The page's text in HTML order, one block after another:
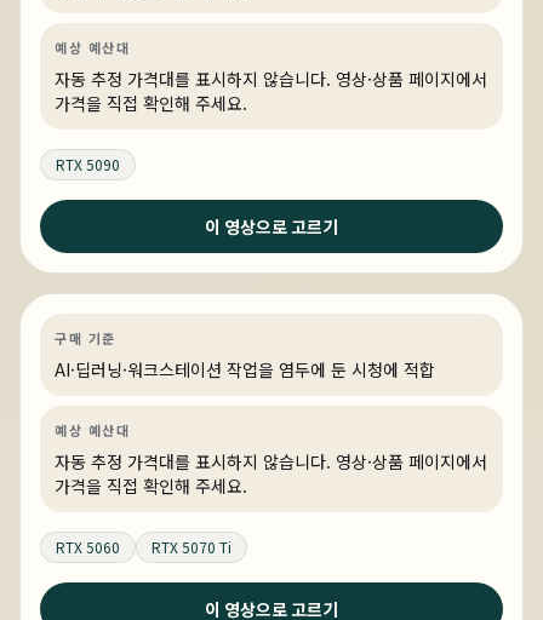
예상 예산대
자동 추정 가격대를 표시하지 않습니다. 영상·상품 페이지에서
가격을 직접 확인해 주세요.
RTX 5090
이 영상으로 고르기
AI·딥러닝
어제
QHD에서 고 주사율 스팀 게임을 즐길 수 있는 PC
구매 기준
AI·딥러닝·워크스테이션 작업을 염두에 둔 시청에 적합
예상 예산대
자동 추정 가격대를 표시하지 않습니다. 영상·상품 페이지에서
가격을 직접 확인해 주세요.
RTX 5060 RTX 5070 Ti
이 영상으로 고르기
3일 전